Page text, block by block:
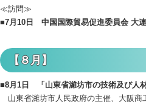
≪訪問≫
■7月10日 中国国際貿易促進委員会 大
【８月】
■8月1日 「山東省濰坊市の技術及び人
山東省濰坊市人民政府の主催、大阪商